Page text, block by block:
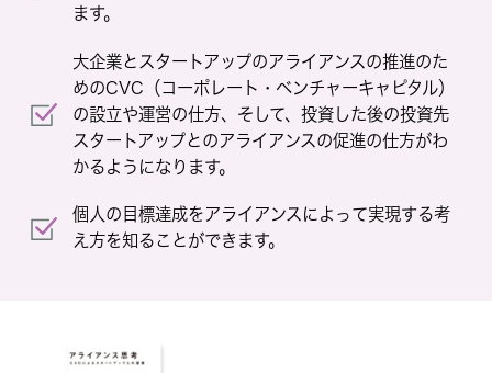
ます。
大企業とスタートアップのアライアンスの推進のた
めのCVC（コーポレート・ベンチャーキャピタル）
の設立や運営の仕方、そして、投資した後の投資先
スタートアップとのアライアンスの促進の仕方がわ
かるようになります。
個人の目標達成をアライアンスによって実現する考
え方を知ることができます。